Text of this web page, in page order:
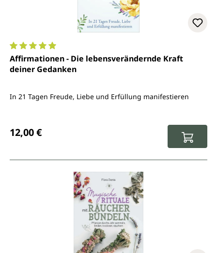
Durchschnittliche Bewertung von 5 von 5 Sternen
Affirmationen - Die lebensverändernde Kraft
deiner Gedanken
In 21 Tagen Freude, Liebe und Erfüllung manifestieren
12,00 €